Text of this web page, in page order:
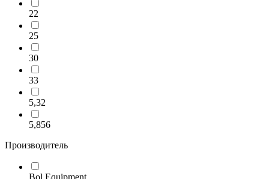
22
25
30
33
5,32
5,856
Производитель
Bol Equipment